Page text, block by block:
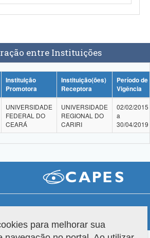
entre Instituições
Instituição
Promotora
Instituição(ões)
Receptora
Período de
Vigência
UNIVERSIDADE
FEDERAL DO
CEARÁ
UNIVERSIDADE
REGIONAL DO
CARIRI
02/02/2015
a
30/04/2019
Copyright 2022 Capes. Todos os direitos reservados.
para melhorar sua